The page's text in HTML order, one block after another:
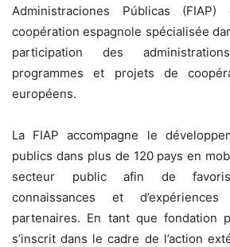
Administraciones Públicas
coopération espagnole spécialisée
participation des
programmes et projets de
européens.
La FIAP accompagne le
publics dans plus de 120 pays en
secteur public afin de
connaissances et
partenaires. En tant que fondation
s’inscrit dans le cadre de l’action